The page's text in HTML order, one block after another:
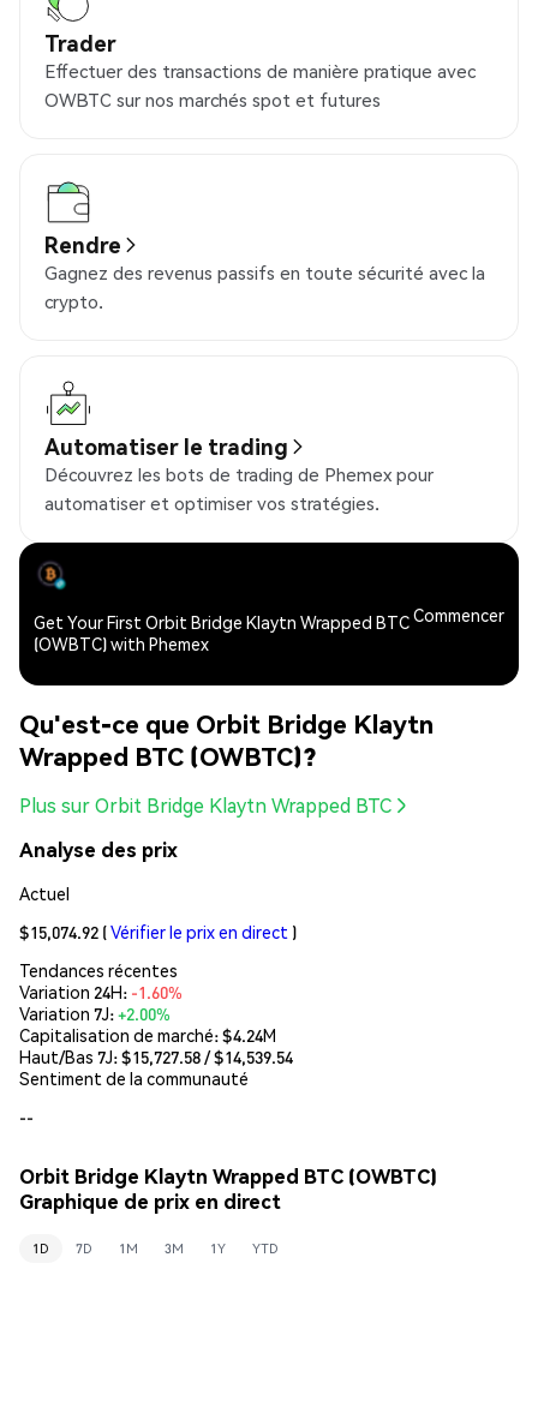
Trader
Effectuer des transactions de manière pratique avec
OWBTC sur nos marchés spot et futures
Rendre
Gagnez des revenus passifs en toute sécurité avec la
crypto.
Automatiser le trading
Découvrez les bots de trading de Phemex pour
automatiser et optimiser vos stratégies.
Get Your First Orbit Bridge Klaytn Wrapped BTC
(OWBTC) with Phemex
Commencer
Qu'est-ce que Orbit Bridge Klaytn
Wrapped BTC (OWBTC)?
Plus sur Orbit Bridge Klaytn Wrapped BTC
Analyse des prix
Actuel
$15,074.92 (Vérifier le prix en direct )
Tendances récentes
Variation 24H: -1.60%
Variation 7J:+2.00%
Capitalisation de marché:$4.24M
Haut/Bas 7J: $15,727.58/ $14,539.54
Sentiment de la communauté
--
Orbit Bridge Klaytn Wrapped BTC (OWBTC)
Graphique de prix en direct
1D 7D 1M 3M 1Y YTD